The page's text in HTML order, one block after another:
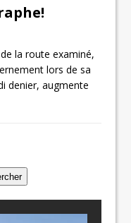
la route examiné,
lors de sa
denier, augmente